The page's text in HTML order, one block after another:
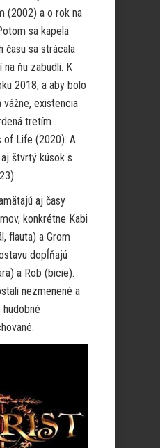
(2002) a o rok na
sa kapela
času sa strácala
na ňu zabudli. K
2018, a aby bolo
vážne, existencia
tretím
of Life (2020). A
štvrtý kúsok s
aj časy
konkrétne Kabi
flauta) a Grom
dopĺňajú
a Rob (bicie).
nezmenené a